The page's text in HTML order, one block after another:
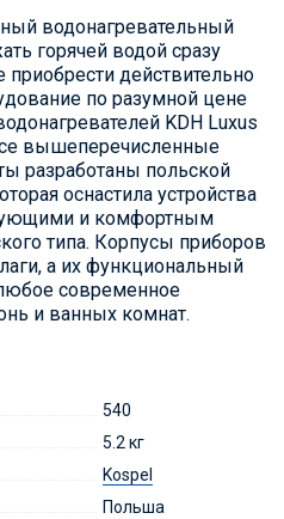
водонагревательный
горячей водой сразу
приобрести действительно
по разумной цене
KDH Luxus
вышеперечисленные
разработаны польской
оснастила устройства
и комфортным
типа. Корпусы приборов
а их функциональный
современное
и ванных комнат.
540
5.2 кг
Kospel
Польша